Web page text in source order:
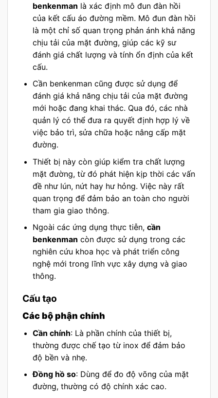
benkenman là xác định mô đun đàn hồi
của kết cấu áo đường mềm. Mô đun đàn hồi
là một chỉ số quan trọng phản ánh khả năng
chịu tải của mặt đường, giúp các kỹ sư
đánh giá chất lượng và tính ổn định của kết
cấu.
Cần benkenman cũng được sử dụng để
đánh giá khả năng chịu tải của mặt đường
mới hoặc đang khai thác. Qua đó, các nhà
quản lý có thể đưa ra quyết định hợp lý về
việc bảo trì, sửa chữa hoặc nâng cấp mặt
đường.
Thiết bị này còn giúp kiểm tra chất lượng
mặt đường, từ đó phát hiện kịp thời các vấn
đề như lún, nứt hay hư hỏng. Việc này rất
quan trọng để đảm bảo an toàn cho người
tham gia giao thông.
Ngoài các ứng dụng thực tiễn, cần
benkenman còn được sử dụng trong các
nghiên cứu khoa học và phát triển công
nghệ mới trong lĩnh vực xây dựng và giao
thông.
Cấu tạo
Các bộ phận chính
Cần chính: Là phần chính của thiết bị,
thường được chế tạo từ inox để đảm bảo
độ bền và nhẹ.
Đồng hồ so: Dùng để đo độ võng của mặt
đường, thường có độ chính xác cao.